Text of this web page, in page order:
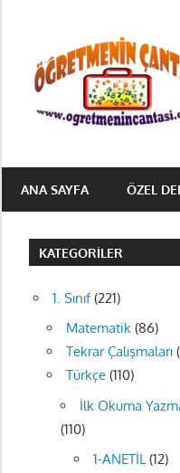
content
Halka
ANA SAYFA ÖZEL
KATEGORILER
1. Sınıf(221)
Matematik(86)
Tekrar Çalışmaları
Türkçe(110)
İlk Okuma
(110)
1-ANETİL(12)